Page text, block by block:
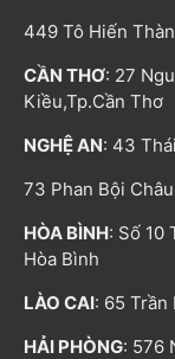
449 Tô Hiến
CẦN THƠ: 27
Kiều,Tp.Cần Thơ
NGHỆ AN: 43
73 Phan Bội
HÒA BÌNH: Số 10
Hòa Bình
LÀO CAI: 65 Trần
HẢI PHÒNG: 576